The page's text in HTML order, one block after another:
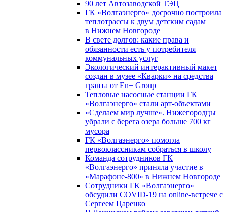
90 лет Автозаводской ТЭЦ
ГК «Волгаэнерго» досрочно построила
теплотрассы к двум детским садам
в Нижнем Новгороде
В свете долгов: какие права и
обязанности есть у потребителя
коммунальных услуг
Экологический интерактивный макет
создан в музее «Кварки» на средства
гранта от En+ Group
Тепловые насосные станции ГК
«Волгаэнерго» стали арт-объектами
«Сделаем мир лучше». Нижегородцы
убрали с берега озера больше 700 кг
мусора
ГК «Волгаэнерго» помогла
первоклассникам собраться в школу
Команда сотрудников ГК
«Волгаэнерго» приняла участие в
«Марафоне-800» в Нижнем Новгороде
Сотрудники ГК «Волгаэнерго»
обсудили COVID-19 на online-встрече с
Сергеем Царенко